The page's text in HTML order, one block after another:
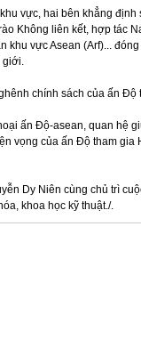
vực, hai bên khẳng
Không liên kết, hợp tác
khu vực Asean (Arf)...
giới.
chính sách của ấn
ấn Độ-asean, quan hệ
vọng của ấn Độ tham gia
Dy Niên cùng chủ trì
khoa học kỹ thuật./.